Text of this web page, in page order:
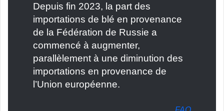
Depuis fin 2023, la part des
importations de blé en provenance
de la Fédération de Russie a
commencé à augmenter,
parallèlement à une diminution des
importations en provenance de
l’Union européenne.